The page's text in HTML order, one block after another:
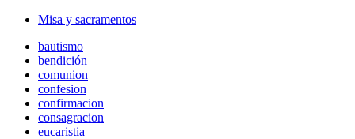
Misa y sacramentos
bautismo
bendición
comunion
confesion
confirmacion
consagracion
eucaristia